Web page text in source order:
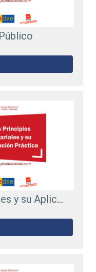
Los Principios Notariales y su Aplicación Práctica